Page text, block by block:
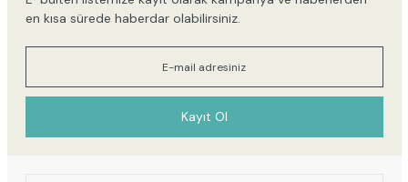
en kısa sürede haberdar olabilirsiniz.
Kayıt Ol